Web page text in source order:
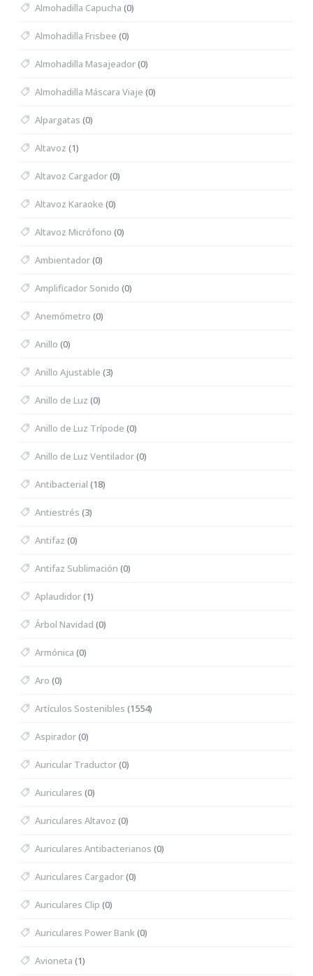
Almohadilla Capucha (0)
Almohadilla Frisbee (0)
Almohadilla Masajeador(0)
Almohadilla Máscara Viaje (0)
Alpargatas (0)
Altavoz (1)
Altavoz Cargador(0)
Altavoz Karaoke (0)
Altavoz Micrófono (0)
Ambientador(0)
Amplificador Sonido (0)
Anemómetro (0)
Anillo (0)
Anillo Ajustable (3)
Anillo de Luz (0)
Anillo de Luz Trípode (0)
Anillo de Luz Ventilador(0)
Antibacterial (18)
Antiestrés (3)
Antifaz (0)
Antifaz Sublimación (0)
Aplaudidor(1)
Árbol Navidad (0)
Armónica (0)
Aro (0)
Artículos Sostenibles (1554)
Aspirador(0)
Auricular Traductor(0)
Auriculares (0)
Auriculares Altavoz (0)
Auriculares Antibacterianos (0)
Auriculares Cargador(0)
Auriculares Clip (0)
Auriculares Power Bank (0)
Avioneta (1)